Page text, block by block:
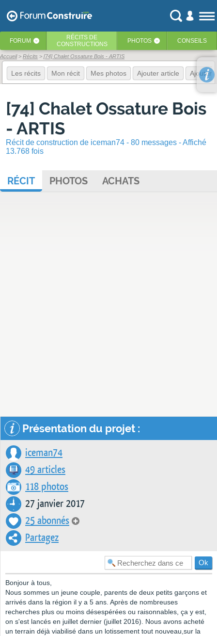
FORUM ‹ RÉCITS DE
CONSTRUCTIONS
PHOTOS ‹ CONSEILS
Accueil Récits [74] Chalet Ossature Bois - ARTIS
Les récits Mon récit Mes photos Ajouter article Ajouter
[74] Chalet Ossature Bois
- ARTIS
Récit de construction de iceman74 - 80 messages - Affiché
13.768 fois
RÉCIT PHOTOS ACHATS
Présentation du projet :
iceman74
49 articles
118 photos
27 janvier 2017
25 abonnés
Partagez
Bonjour à tous,
Nous sommes un jeune couple, parents de deux petits garçons et
arrivés dans la région il y a 5 ans. Après de nombreuses
recherches plus ou moins désespérées ou raisonnables, ça y est,
on s'est lancés en juillet dernier (juillet 2016). Nous avons acheté
un terrain déjà viabilisé dans un lotissement tout nouveau,sur la